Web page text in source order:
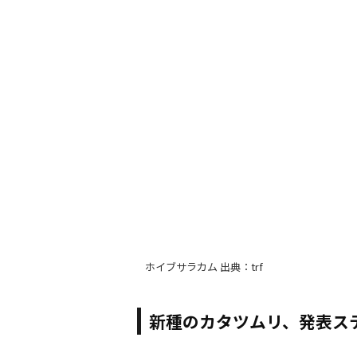
ホイブサラカム 出典：trf
新種のカタツムリ、発表ス